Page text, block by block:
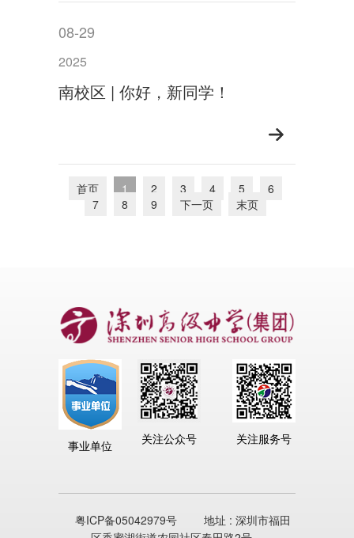
08-29
2025
南校区 | 你好，新同学！
首页 1 2 3 4 5
6
7
8 9 下一页 末页
事业单位 关注公众号 关注服务号
粤ICP备05042979号
地址 : 深圳市福田